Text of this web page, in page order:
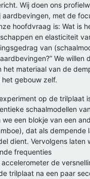
Wij doen ons
met de
hoofdvraag is: Wat is
en elasticiteit
van
We willen
materiaal van de
gebouw zelf.
op de trilplaat
schaalmodellen
een blokje van een
dat als dempende
dient. Vervolgens laten
frequenties
de
trilplaat na een paar